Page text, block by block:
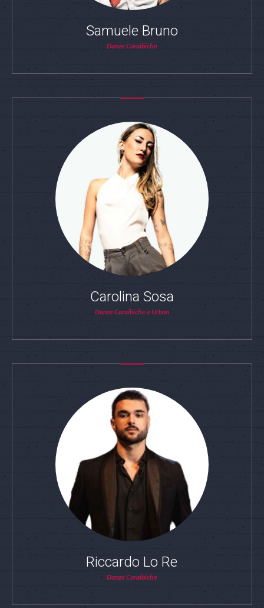
Samuele Bruno
Danze Caraibiche
Carolina Sosa
Danze Caraibiche e Urban
Riccardo Lo Re
Danze Caraibiche